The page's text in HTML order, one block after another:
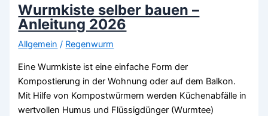
Wurmkiste selber bauen –
Anleitung 2026
Allgemein / Regenwurm
Eine Wurmkiste ist eine einfache Form der
Kompostierung in der Wohnung oder auf dem Balkon.
Mit Hilfe von Kompostwürmern werden Küchenabfälle in
wertvollen Humus und Flüssigdünger (Wurmtee)